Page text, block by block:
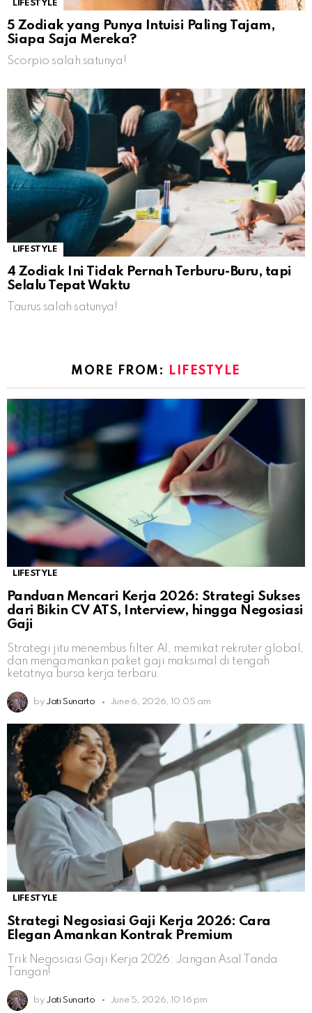
LIFESTYLE
5 Zodiak yang Punya Intuisi Paling Tajam,
Siapa Saja Mereka?
Scorpio salah satunya!
LIFESTYLE
4 Zodiak Ini Tidak Pernah Terburu-Buru, tapi
Selalu Tepat Waktu
Taurus salah satunya!
MORE FROM: LIFESTYLE
LIFESTYLE
Panduan Mencari Kerja 2026: Strategi Sukses
dari Bikin CV ATS, Interview, hingga Negosiasi
Gaji
Strategi jitu menembus filter AI, memikat rekruter global,
dan mengamankan paket gaji maksimal di tengah
ketatnya bursa kerja terbaru.
by Jati Sunarto June 6, 2026, 10:05 am
LIFESTYLE
Strategi Negosiasi Gaji Kerja 2026: Cara
Elegan Amankan Kontrak Premium
Trik Negosiasi Gaji Kerja 2026: Jangan Asal Tanda
Tangan!
by Jati Sunarto June 5, 2026, 10:16 pm